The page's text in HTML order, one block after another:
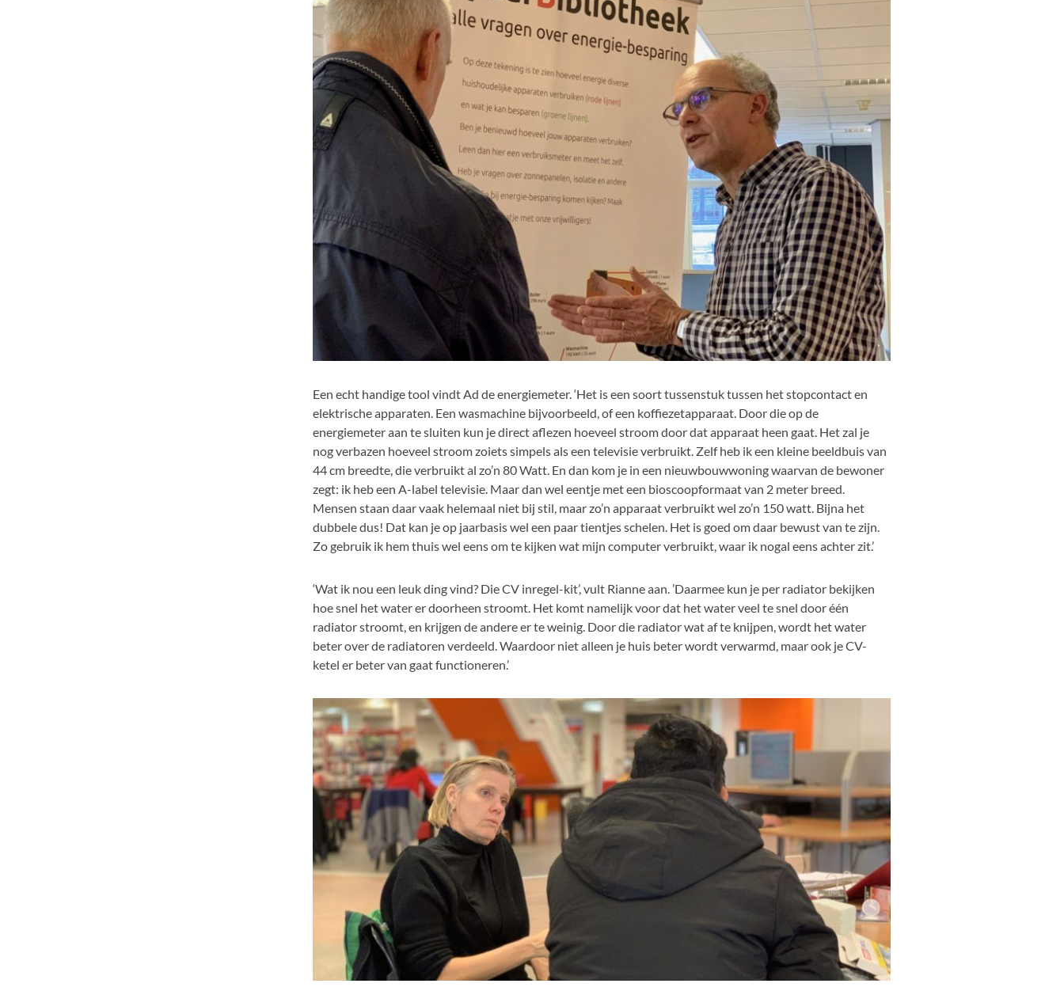
Een echt handige tool vindt Ad de energiemeter. ‘Het is een soort tussenstuk tussen het stopcontact en
elektrische apparaten. Een wasmachine bijvoorbeeld, of een koffiezetapparaat. Door die op de
energiemeter aan te sluiten kun je direct aflezen hoeveel stroom door dat apparaat heen gaat. Het zal je
nog verbazen hoeveel stroom zoiets simpels als een televisie verbruikt. Zelf heb ik een kleine beeldbuis van
44 cm breedte, die verbruikt al zo’n 80 Watt. En dan kom je in een nieuwbouwwoning waarvan de bewoner
zegt: ik heb een A-label televisie. Maar dan wel eentje met een bioscoopformaat van 2 meter breed.
Mensen staan daar vaak helemaal niet bij stil, maar zo’n apparaat verbruikt wel zo’n 150 watt. Bijna het
dubbele dus! Dat kan je op jaarbasis wel een paar tientjes schelen. Het is goed om daar bewust van te zijn.
Zo gebruik ik hem thuis wel eens om te kijken wat mijn computer verbruikt, waar ik nogal eens achter zit.’
‘Wat ik nou een leuk ding vind? Die CV inregel-kit’, vult Rianne aan. ’Daarmee kun je per radiator bekijken
hoe snel het water er doorheen stroomt. Het komt namelijk voor dat het water veel te snel door één
radiator stroomt, en krijgen de andere er te weinig. Door die radiator wat af te knijpen, wordt het water
beter over de radiatoren verdeeld. Waardoor niet alleen je huis beter wordt verwarmd, maar ook je CV-
ketel er beter van gaat functioneren.’